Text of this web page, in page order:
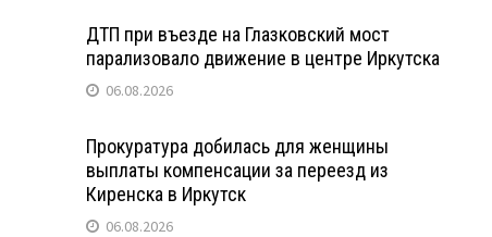
ДТП при въезде на Глазковский мост
парализовало движение в центре Иркутска
06.08.2026
Прокуратура добилась для женщины
выплаты компенсации за переезд из
Киренска в Иркутск
06.08.2026